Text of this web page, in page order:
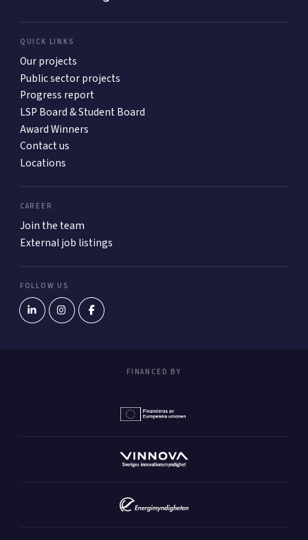
QUICK LINKS
Our projects
Public sector projects
Progress report
LSP Board & Student Board
Award Winners
Contact us
Locations
CAREER
Join the team
External job listings
FOLLOW US
FINANCED BY